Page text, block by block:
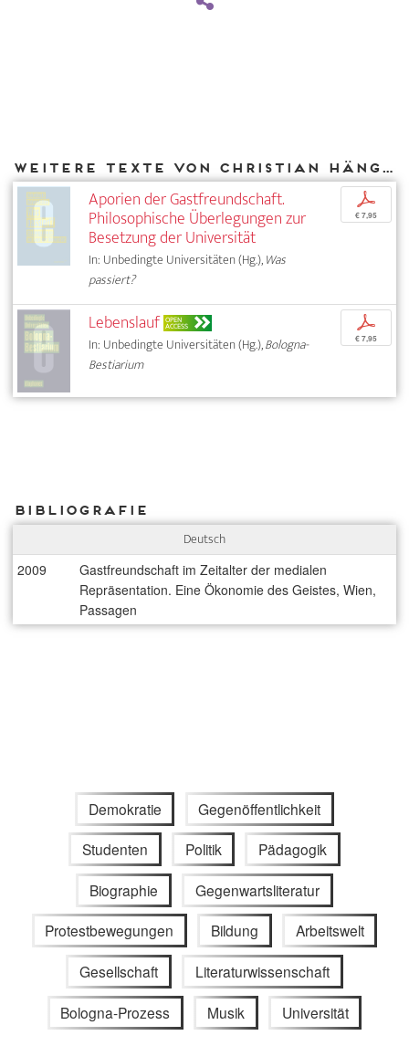
Weitere Texte von Christian Hänggi bei DIAPHANES
Aporien der Gastfreundschaft.
Philosophische Überlegungen zur
Besetzung der Universität
In: Unbedingte Universitäten (Hg.),Was
passiert?
p
€ 7,95
Lebenslauf OPEN
ACCESS
In: Unbedingte Universitäten (Hg.),Bologna-
Bestiarium
p
€ 7,95
Bibliografie
Deutsch
2009
Gastfreundschaft im Zeitalter der medialen
Repräsentation. Eine Ökonomie des Geistes, Wien,
Passagen
Demokratie Gegenöffentlichkeit
Studenten Politik Pädagogik
Biographie Gegenwartsliteratur
Protestbewegungen Bildung Arbeitswelt
Gesellschaft Literaturwissenschaft
Bologna-Prozess Musik Universität